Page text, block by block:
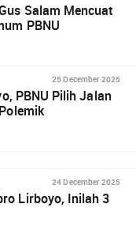
Salam Mencuat
PBNU
25 December 2025
PBNU Pilih Jalan
24 December 2025
Lirboyo, Inilah 3